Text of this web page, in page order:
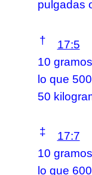
pulgadas
† 17:5
10
lo que
50
‡ 17:7
10
lo que